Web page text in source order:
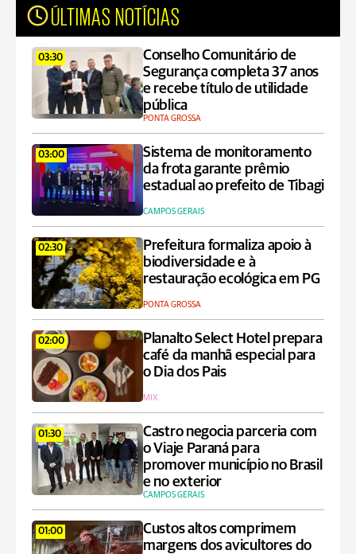
ÚLTIMAS NOTÍCIAS
03:30
Conselho Comunitário de
Segurança completa 37 anos
e recebe título de utilidade
pública
PONTA GROSSA
03:00
Sistema de monitoramento
da frota garante prêmio
estadual ao prefeito de Tibagi
CAMPOS GERAIS
02:30
Prefeitura formaliza apoio à
biodiversidade e à
restauração ecológica em PG
PONTA GROSSA
02:00
Planalto Select Hotel prepara
café da manhã especial para
o Dia dos Pais
MIX
01:30
Castro negocia parceria com
o Viaje Paraná para
promover município no Brasil
e no exterior
CAMPOS GERAIS
01:00
Custos altos comprimem
margens dos avicultores do